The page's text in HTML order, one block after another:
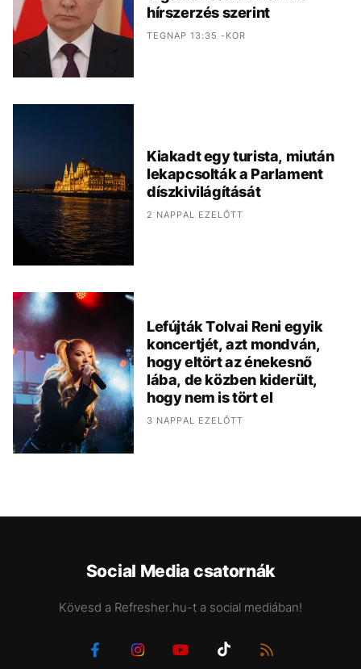
hírszerzés szerint
TEGNAP 13:35 -KOR
Kiakadt egy turista, miután
lekapcsolták a Parlament
díszkivilágítását
2 NAPPAL EZELŐTT
Lefújták Tolvai Reni egyik
koncertjét, azt mondván,
hogy eltört az énekesnő
lába, de közben kiderült,
hogy nem is tört el
3 NAPPAL EZELŐTT
Social Media csatornák
Kövesd a Refresher.hu-t a social mediában!